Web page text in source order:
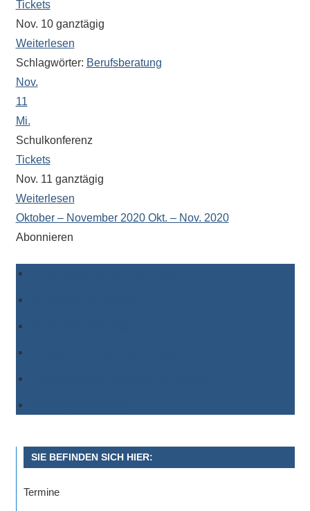
Tickets
Nov. 10 ganztägig
Weiterlesen
Schlagwörter: Berufsberatung
Nov.
11
Mi.
Schulkonferenz
Tickets
Nov. 11 ganztägig
Weiterlesen
Oktober – November 2020 Okt. – Nov. 2020
Abonnieren
SIE BEFINDEN SICH HIER:
Termine